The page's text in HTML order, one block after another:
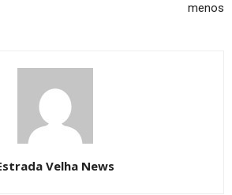
menos
Velha News